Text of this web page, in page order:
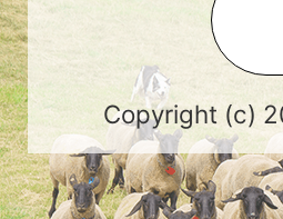
Copyright (c)